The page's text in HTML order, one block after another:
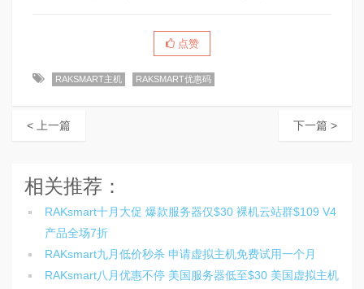
点赞
RAKSMART主机 RAKSMART优惠码
< 上一篇 下一篇 >
相关推荐：
RAKsmart十月大促 爆款服务器仅$30 裸机云站群$109 V4
产品全场7折
RAKsmart九月低价秒杀 申请虚拟主机免费试用一个月
RAKsmart八月优惠不停 美国服务器低至$30 美国虚拟主机